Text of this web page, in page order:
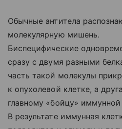
Обычные антитела
молекулярную мишень.
Биспецифические
сразу с двумя разными
часть такой молекулы
к опухолевой клетке, а
главному «бойцу»
В результате иммунная